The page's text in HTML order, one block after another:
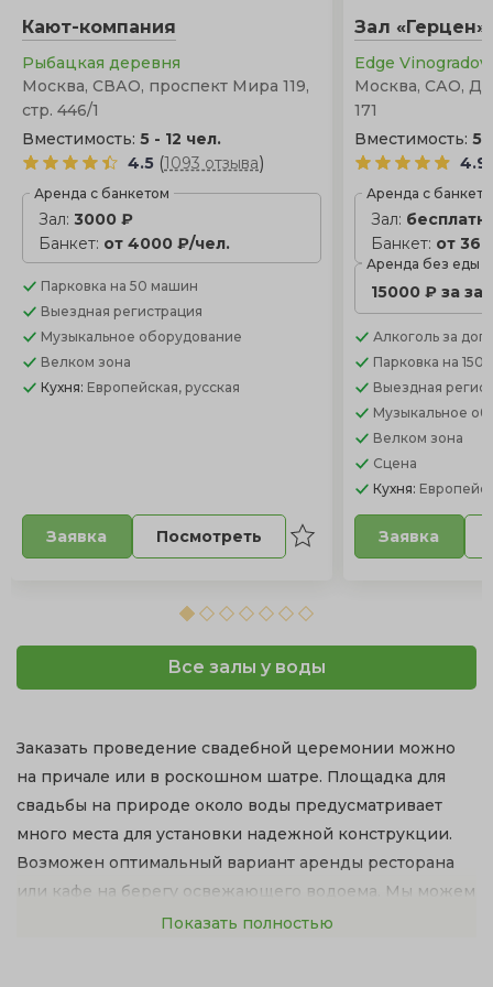
от закрытой террасы.
Кают-компания
Рыбацкая деревня
Москва, СВАО, проспект Мира 119,
стр. 446/1
Вместимость: 5 - 12 чел.
4.5 (1093 отзыва)
Аренда с банкетом
Зал: 3000 ₽
Банкет: от 4000 ₽/чел.
Парковка на 50 машин
Выездная регистрация
Музыкальное оборудование
Велком зона
Кухня: Европейская, русская
Заявка Посмотреть
Зал «Герцен»
Edge
Москва, САО,
171
Вместимость:5
4.9
Аренда с
Зал:
Банкет: от
Аренда без еды
15000 ₽ за
Алкоголь за
Парковка на 150
Выездная
Музыкальное
Велком зона
Сцена
Кухня:
Заявка
Все залы у воды
Заказать проведение свадебной церемонии можно
на причале или в роскошном шатре. Площадка для
свадьбы на природе около воды предусматривает
много места для установки надежной конструкции.
Возможен оптимальный вариант аренды ресторана
или кафе на берегу освежающего водоема. Мы можем
предложить великолепные банкетные залы с
Показать полностью